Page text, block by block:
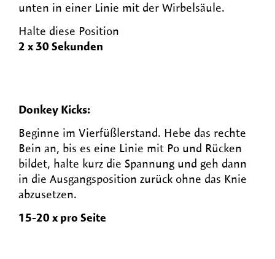
unten in einer Linie mit der Wirbelsäule.
Halte diese Position
2 x 30 Sekunden
Donkey Kicks:
Beginne im Vierfüßlerstand. Hebe das rechte
Bein an, bis es eine Linie mit Po und Rücken
bildet, halte kurz die Spannung und geh dann
in die Ausgangsposition zurück ohne das Knie
abzusetzen.
15-20 x pro Seite